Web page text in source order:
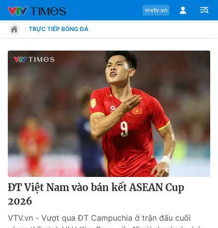
vtv.vn
Chuyên mục
Tin tức
Move
Phong cách
Chân dung
TRỰC TIẾP BÓNG ĐÁ
ĐT Việt Nam vào bán kết ASEAN Cup
2026
VTV.vn - Vượt qua ĐT Campuchia ở trận đấu cuối